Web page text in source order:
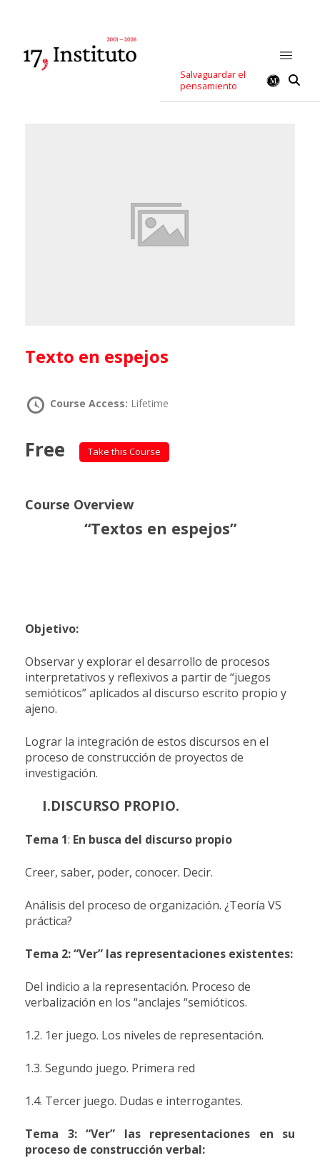
Salvaguardar el
pensamiento
Texto en espejos
Course Access: Lifetime
Free Take this Course
Course Overview
“Textos en espejos”
Objetivo:
Observar y explorar el desarrollo de procesos
interpretativos y reflexivos a partir de “juegos
semióticos” aplicados al discurso escrito propio y
ajeno.
Lograr la integración de estos discursos en el
proceso de construcción de proyectos de
investigación.
I.DISCURSO PROPIO.
Tema 1: En busca del discurso propio
Creer, saber, poder, conocer. Decir.
Análisis del proceso de organización. ¿Teoría VS
práctica?
Tema 2: “Ver” las representaciones existentes:
Del indicio a la representación. Proceso de
verbalización en los “anclajes “semióticos.
1.2. 1er juego. Los niveles de representación.
1.3. Segundo juego. Primera red
1.4. Tercer juego. Dudas e interrogantes.
Tema 3: “Ver” las representaciones en su
proceso de construcción verbal: